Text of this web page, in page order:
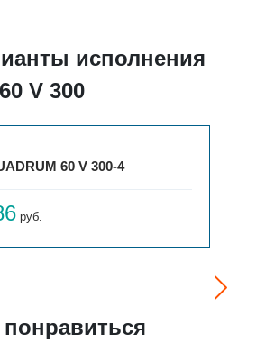
исполнения
V 300
60 V 300-4
руб.